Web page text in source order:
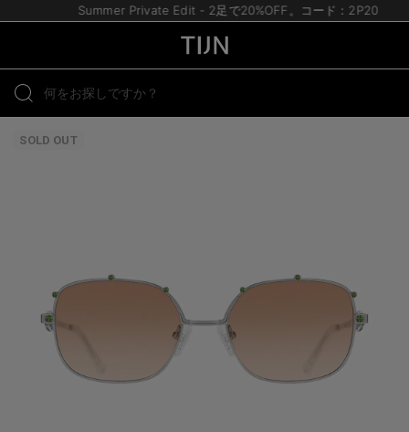
Summer Private Edit - 2足で20%OFF。コード：2P20
SOLD OUT